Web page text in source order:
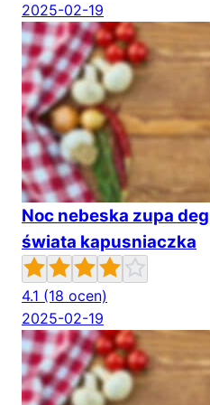
2025-02-19
Noc nebeska zupa
świata kapusniaczka
4.1 (18 ocen)
2025-02-19